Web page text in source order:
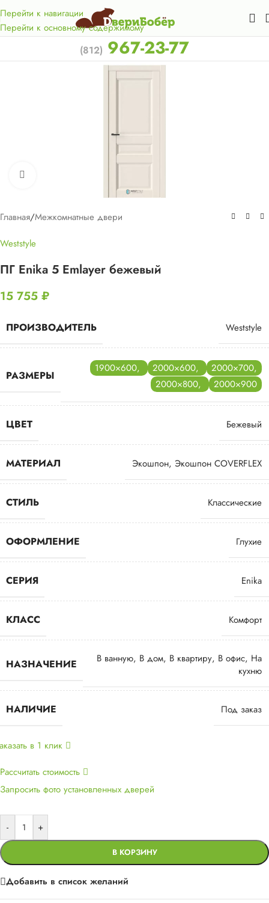
Перейти к навигации
Перейти к основному содержимому
км. от КАД.
(812) 967-23-77
Главная/Межкомнатные двери
Weststyle
ПГ Enika 5 Emlayer бежевый
15 755 ₽
ПРОИЗВОДИТЕЛЬ Weststyle
РАЗМЕРЫ
1900×600, 2000×600, 2000×700,
2000×800, 2000×900
ЦВЕТ Бежевый
МАТЕРИАЛ Экошпон, Экошпон COVERFLEX
СТИЛЬ Классические
ОФОРМЛЕНИЕ Глухие
СЕРИЯ Enika
КЛАСС Комфорт
НАЗНАЧЕНИЕ В ванную, В дом, В квартиру, В офис, На
кухню
НАЛИЧИЕ Под заказ
в 1 клик
Рассчитать стоимость
Запросить фото установленных дверей
- +
В КОРЗИНУ
Добавить в список желаний